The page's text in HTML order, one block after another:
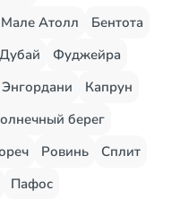
Атолл
Бентота
Дубай
Фуджейра
Капрун
берег
Ровинь
Сплит
Пафос